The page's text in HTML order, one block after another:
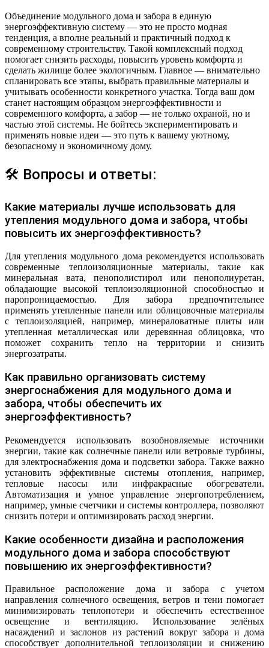
Объединение модульного дома и забора в единую
энергоэффективную систему — это не просто модная
тенденция, а вполне реальный и практичный подход к
современному строительству. Такой комплексный подход
помогает снизить расходы, повысить уровень комфорта и
сделать жилище более экологичным. Главное — внимательно
спланировать все этапы, выбрать правильные материалы и
учитывать особенности конкретного участка. Тогда ваш дом
станет настоящим образцом энергоэффективности и
современного комфорта, а забор — не только охраной, но и
частью этой системы. Не бойтесь экспериментировать и
применять новые идеи — это путь к вашему уютному,
безопасному и экономичному дому.
🛠 Вопросы и ответы:
Какие материалы лучше использовать для
утепления модульного дома и забора, чтобы
повысить их энергоэффективность?
Для утепления модульного дома рекомендуется использовать
современные теплоизоляционные материалы, такие как
минеральная вата, пенополистирол или пенополиуретан,
обладающие высокой теплоизоляционной способностью и
паропроницаемостью. Для забора предпочтительнее
применять утепленные панели или облицовочные материалы
с теплоизоляцией, например, минераловатные плиты или
утепленная металлическая или деревянная облицовка, что
поможет сохранить тепло на территории и снизить
энергозатраты.
Как правильно организовать систему
энергоснабжения для модульного дома и
забора, чтобы обеспечить их
энергоэффективность?
Рекомендуется использовать возобновляемые источники
энергии, такие как солнечные панели или ветровые турбины,
для электроснабжения дома и подсветки забора. Также важно
установить эффективные системы отопления, например,
тепловые насосы или инфракрасные обогреватели.
Автоматизация и умное управление энергопотреблением,
например, умные счетчики и системы контроллера, позволяют
снизить потери и оптимизировать расход энергии.
Какие особенности дизайна и расположения
модульного дома и забора способствуют
повышению их энергоэффективности?
Правильное расположение дома и забора с учетом
направления солнечного освещения, ветров и тени помогает
минимизировать теплопотери и обеспечить естественное
освещение и вентиляцию. Использование зелёных
насаждений и заслонов из растений вокруг забора и дома
способствует дополнительной теплоизоляции и снижению